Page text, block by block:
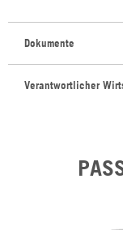
Dokumente
Verantwortlicher